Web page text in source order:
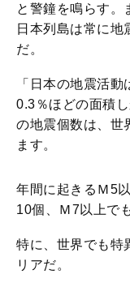
と警鐘を鳴らす。
日本列島は常に地
だ。
「日本の地震活
0.3％ほどの面積
の地震個数は、世
ます。
年間に起きるＭ5
10個、Ｍ7以上で
特に、世界でも特
リアだ。